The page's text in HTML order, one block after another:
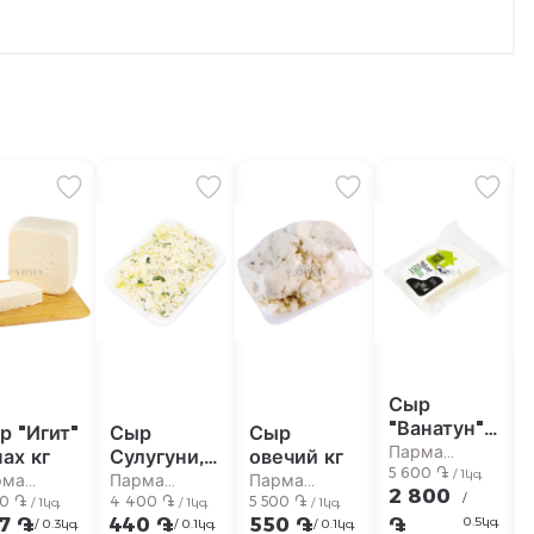
"Игит"
кг
֏ / 1կգ
֏/ 0.3կգ
Сыр
Сулугуни,
копченый
кг
Парма
супермаркет
4 400 ֏ / 1կգ
440 ֏/ 0.1կգ
Сыр
овечий кг
Парма
супермаркет
5 500 ֏ / 1կգ
550 ֏/ 0.1կգ
Сыр
"Ванатун"
чанах 50%
кг
Парма
супермаркет
5 600 ֏ / 1կգ
2 800
֏
/
0.5կգ